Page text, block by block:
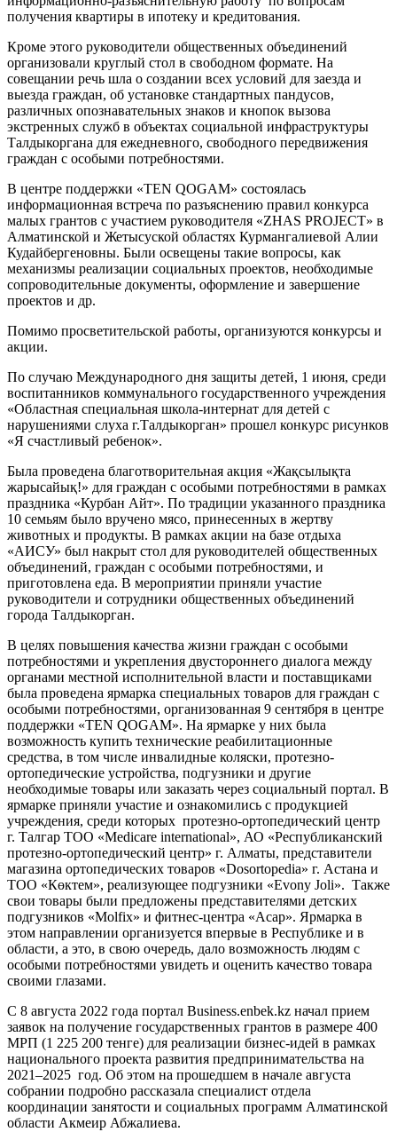
получения квартиры в ипотеку и кредитования.
Кроме этого руководители общественных объединений
организовали круглый стол в свободном формате. На
совещании речь шла о создании всех условий для заезда и
выезда граждан, об установке стандартных пандусов,
различных опознавательных знаков и кнопок вызова
экстренных служб в объектах социальной инфраструктуры
Талдыкоргана для ежедневного, свободного передвижения
граждан с особыми потребностями.
В центре поддержки «TEN QOGAM» состоялась
информационная встреча по разъяснению правил конкурса
малых грантов с участием руководителя «ZHAS PROJECT» в
Алматинской и Жетысуской областях Курмангалиевой Алии
Кудайбергеновны. Были освещены такие вопросы, как
механизмы реализации социальных проектов, необходимые
сопроводительные документы, оформление и завершение
проектов и др.
Помимо просветительской работы, организуются конкурсы и
акции.
По случаю Международного дня защиты детей, 1 июня, среди
воспитанников коммунального государственного учреждения
«Областная специальная школа-интернат для детей с
нарушениями слуха г.Талдыкорган» прошел конкурс рисунков
«Я счастливый ребенок».
Была проведена благотворительная акция «Жақсылықта
жарысайық!» для граждан с особыми потребностями в рамках
праздника «Курбан Айт». По традиции указанного праздника
10 семьям было вручено мясо, принесенных в жертву
животных и продукты. В рамках акции на базе отдыха
«АИСУ» был накрыт стол для руководителей общественных
объединений, граждан с особыми потребностями, и
приготовлена ​​еда. В мероприятии приняли участие
руководители и сотрудники общественных объединений
города Талдыкорган.
В целях повышения качества жизни граждан с особыми
потребностями и укрепления двустороннего диалога между
органами местной исполнительной власти и поставщиками
была проведена ярмарка специальных товаров для граждан с
особыми потребностями, организованная 9 сентября в центре
поддержки «TEN QOGAM». На ярмарке у них была
возможность купить технические реабилитационные
средства, в том числе инвалидные коляски, протезно-
ортопедические устройства, подгузники и другие
необходимые товары или заказать через социальный портал. В
ярмарке приняли участие и ознакомились с продукцией
учреждения, среди которых протезно-ортопедический центр
г. Талгар ТОО «Medicare international», АО «Республиканский
протезно-ортопедический центр» г. Алматы, представители
магазина ортопедических товаров «Dosortopedia» г. Астана и
ТОО «Көктем», реализующее подгузники «Evony Joli». Также
свои товары были предложены представителями детских
подгузников «Molfix» и фитнес-центра «Асар». Ярмарка в
этом направлении организуется впервые в Республике и в
области, а это, в свою очередь, дало возможность людям с
особыми потребностями увидеть и оценить качество товара
своими глазами.
С 8 августа 2022 года портал Business.enbek.kz начал прием
заявок на получение государственных грантов в размере 400
МРП (1 225 200 тенге) для реализации бизнес-идей в рамках
национального проекта развития предпринимательства на
2021–2025 год. Об этом на прошедшем в начале августа
собрании подробно рассказала специалист отдела
координации занятости и социальных программ Алматинской
области Акмеир Абжалиева.